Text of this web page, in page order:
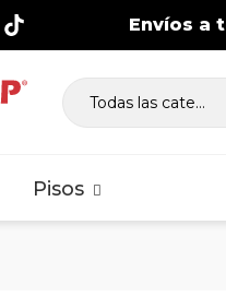
Envíos a
Pisos
Lambrín WPC Exterior
Piso Laminado Clásico